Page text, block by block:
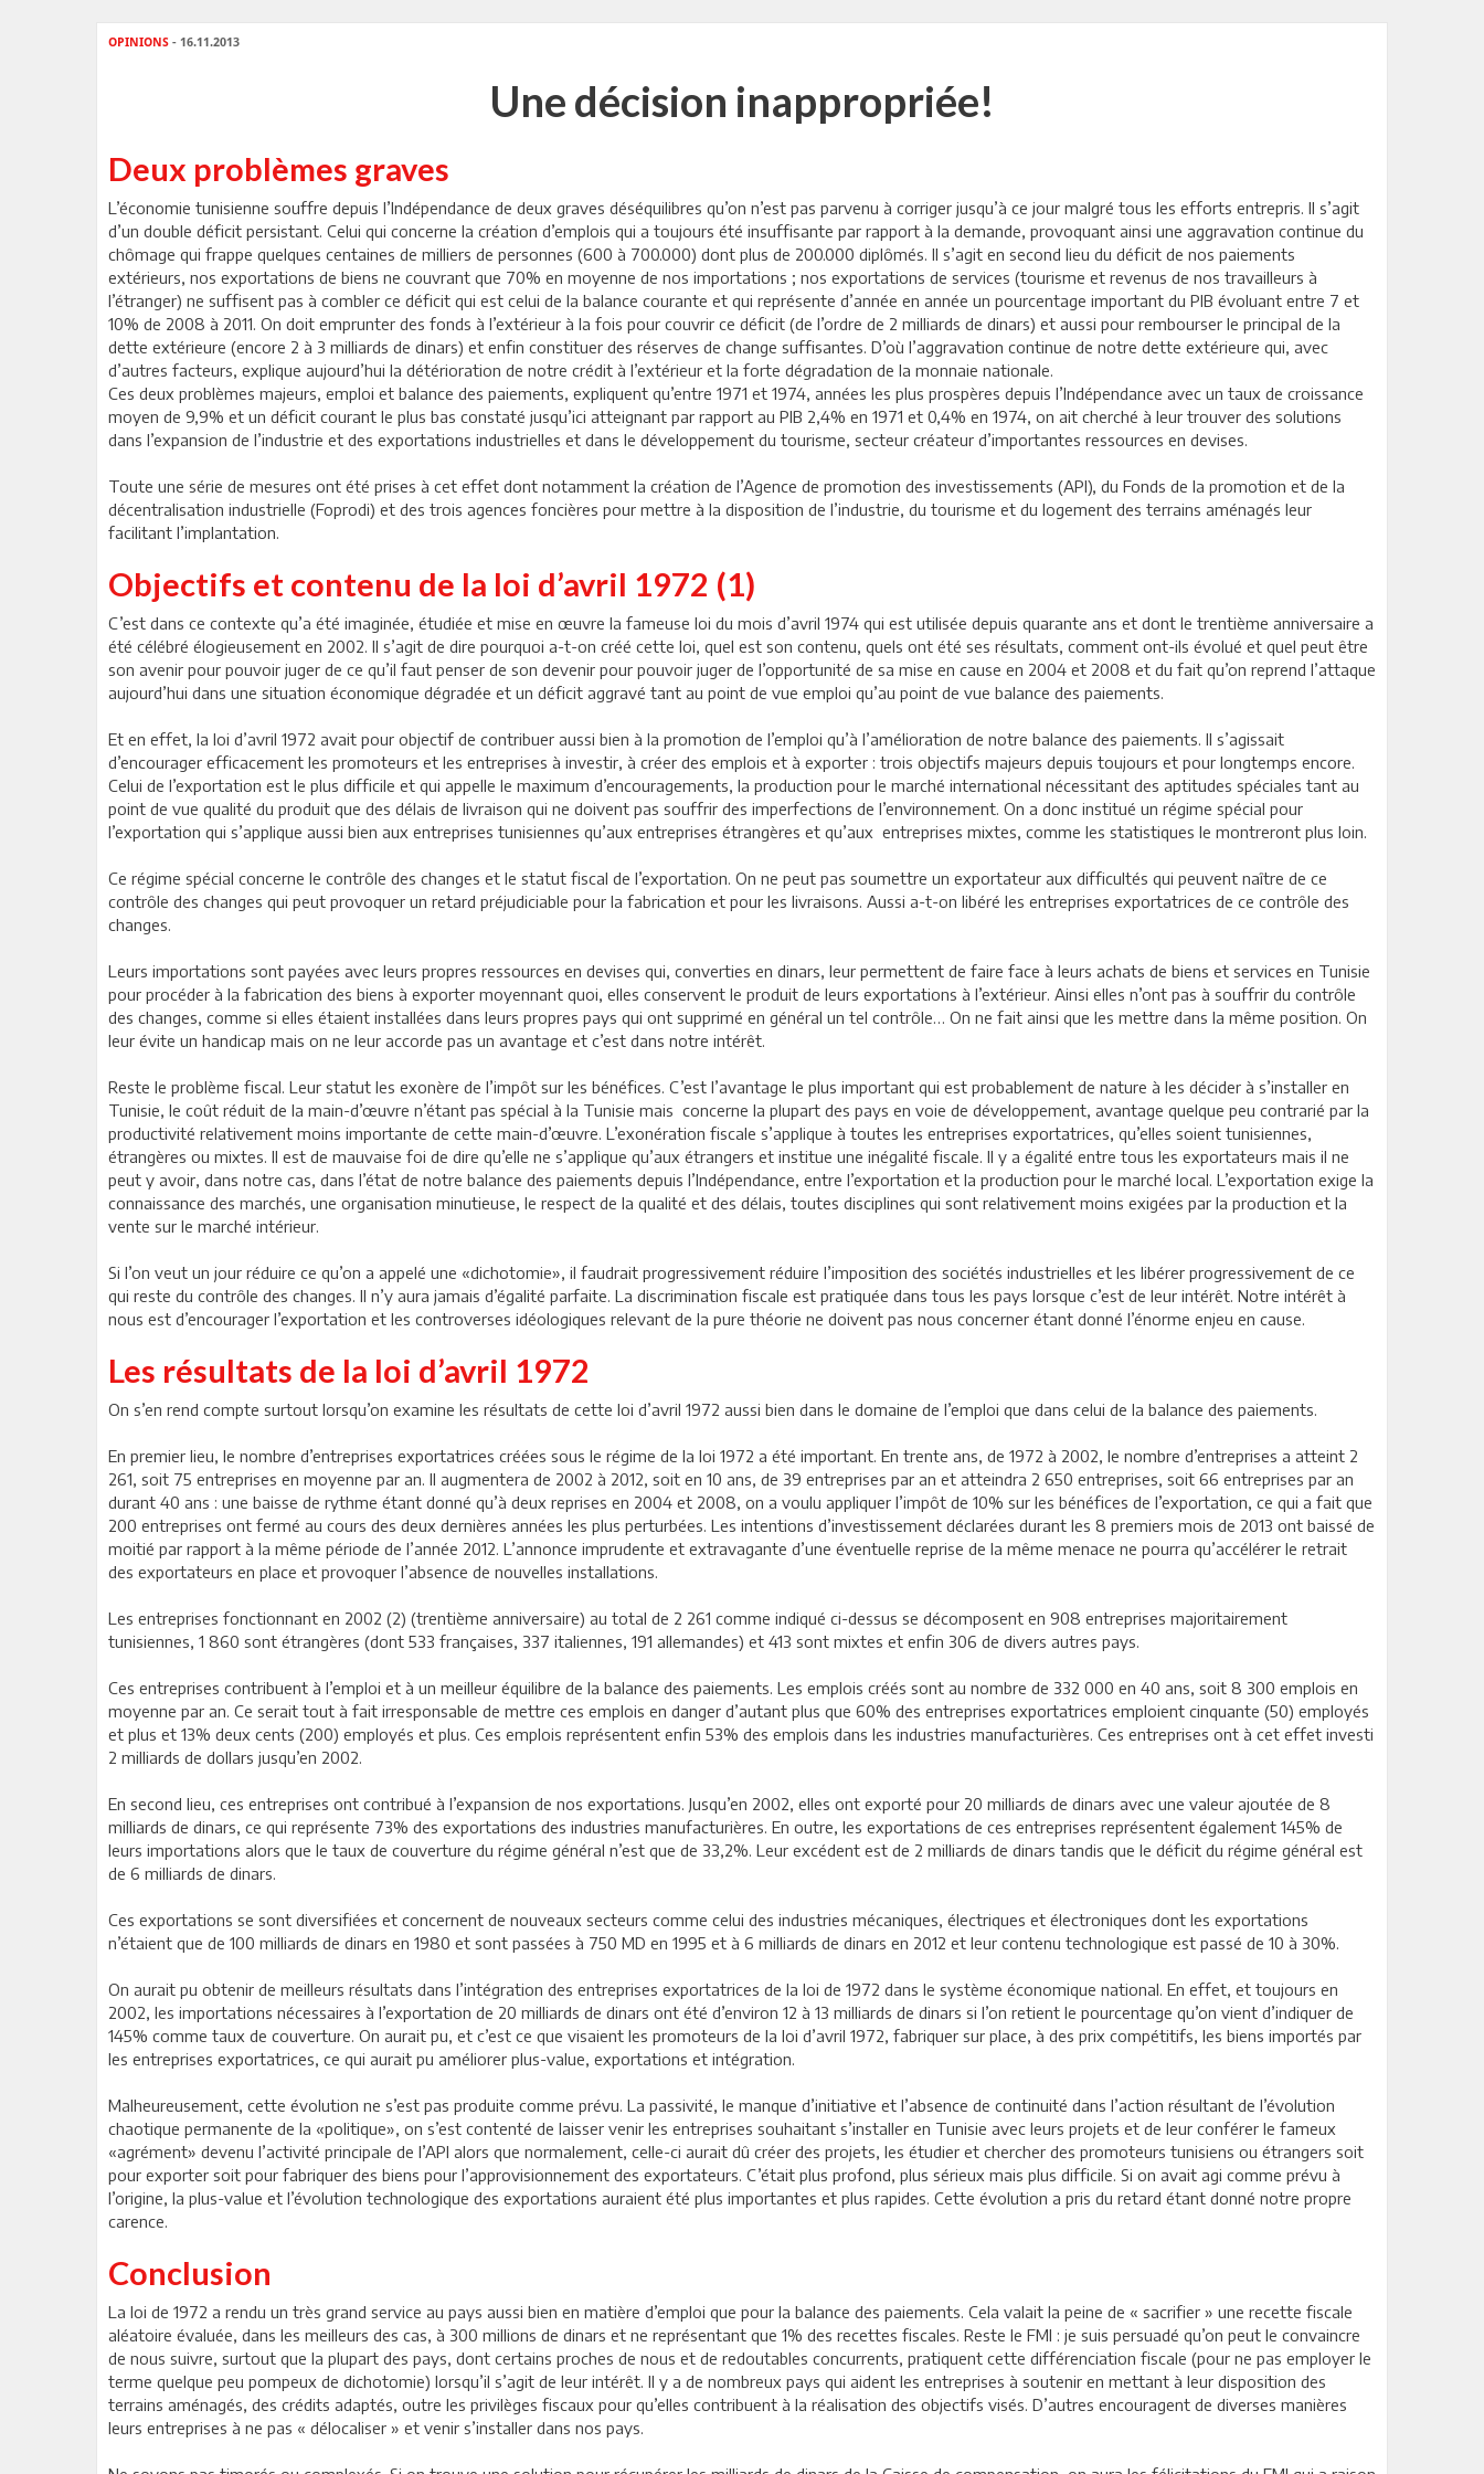
OPINIONS - 16.11.2013
Une décision inappropriée!
Deux problèmes graves
L’économie tunisienne souffre depuis l’Indépendance de deux graves déséquilibres qu’on n’est pas parvenu à corriger jusqu’à ce jour malgré tous les efforts entrepris. Il s’agit
d’un double déficit persistant. Celui qui concerne la création d’emplois qui a toujours été insuffisante par rapport à la demande, provoquant ainsi une aggravation continue du
chômage qui frappe quelques centaines de milliers de personnes (600 à 700.000) dont plus de 200.000 diplômés. Il s’agit en second lieu du déficit de nos paiements
extérieurs, nos exportations de biens ne couvrant que 70% en moyenne de nos importations ; nos exportations de services (tourisme et revenus de nos travailleurs à
l’étranger) ne suffisent pas à combler ce déficit qui est celui de la balance courante et qui représente d’année en année un pourcentage important du PIB évoluant entre 7 et
10% de 2008 à 2011. On doit emprunter des fonds à l’extérieur à la fois pour couvrir ce déficit (de l’ordre de 2 milliards de dinars) et aussi pour rembourser le principal de la
dette extérieure (encore 2 à 3 milliards de dinars) et enfin constituer des réserves de change suffisantes. D’où l’aggravation continue de notre dette extérieure qui, avec
d’autres facteurs, explique aujourd’hui la détérioration de notre crédit à l’extérieur et la forte dégradation de la monnaie nationale.
Ces deux problèmes majeurs, emploi et balance des paiements, expliquent qu’entre 1971 et 1974, années les plus prospères depuis l’Indépendance avec un taux de croissance
moyen de 9,9% et un déficit courant le plus bas constaté jusqu’ici atteignant par rapport au PIB 2,4% en 1971 et 0,4% en 1974, on ait cherché à leur trouver des solutions
dans l’expansion de l’industrie et des exportations industrielles et dans le développement du tourisme, secteur créateur d’importantes ressources en devises.
Toute une série de mesures ont été prises à cet effet dont notamment la création de l’Agence de promotion des investissements (API), du Fonds de la promotion et de la
décentralisation industrielle (Foprodi) et des trois agences foncières pour mettre à la disposition de l’industrie, du tourisme et du logement des terrains aménagés leur
facilitant l’implantation.
Objectifs et contenu de la loi d’avril 1972 (1)
C’est dans ce contexte qu’a été imaginée, étudiée et mise en œuvre la fameuse loi du mois d’avril 1974 qui est utilisée depuis quarante ans et dont le trentième anniversaire a
été célébré élogieusement en 2002. Il s’agit de dire pourquoi a-t-on créé cette loi, quel est son contenu, quels ont été ses résultats, comment ont-ils évolué et quel peut être
son avenir pour pouvoir juger de ce qu’il faut penser de son devenir pour pouvoir juger de l’opportunité de sa mise en cause en 2004 et 2008 et du fait qu’on reprend l’attaque
aujourd’hui dans une situation économique dégradée et un déficit aggravé tant au point de vue emploi qu’au point de vue balance des paiements.
Et en effet, la loi d’avril 1972 avait pour objectif de contribuer aussi bien à la promotion de l’emploi qu’à l’amélioration de notre balance des paiements. Il s’agissait
d’encourager efficacement les promoteurs et les entreprises à investir, à créer des emplois et à exporter : trois objectifs majeurs depuis toujours et pour longtemps encore.
Celui de l’exportation est le plus difficile et qui appelle le maximum d’encouragements, la production pour le marché international nécessitant des aptitudes spéciales tant au
point de vue qualité du produit que des délais de livraison qui ne doivent pas souffrir des imperfections de l’environnement. On a donc institué un régime spécial pour
l’exportation qui s’applique aussi bien aux entreprises tunisiennes qu’aux entreprises étrangères et qu’aux entreprises mixtes, comme les statistiques le montreront plus loin.
Ce régime spécial concerne le contrôle des changes et le statut fiscal de l’exportation. On ne peut pas soumettre un exportateur aux difficultés qui peuvent naître de ce
contrôle des changes qui peut provoquer un retard préjudiciable pour la fabrication et pour les livraisons. Aussi a-t-on libéré les entreprises exportatrices de ce contrôle des
changes.
Leurs importations sont payées avec leurs propres ressources en devises qui, converties en dinars, leur permettent de faire face à leurs achats de biens et services en Tunisie
pour procéder à la fabrication des biens à exporter moyennant quoi, elles conservent le produit de leurs exportations à l’extérieur. Ainsi elles n’ont pas à souffrir du contrôle
des changes, comme si elles étaient installées dans leurs propres pays qui ont supprimé en général un tel contrôle… On ne fait ainsi que les mettre dans la même position. On
leur évite un handicap mais on ne leur accorde pas un avantage et c’est dans notre intérêt.
Reste le problème fiscal. Leur statut les exonère de l’impôt sur les bénéfices. C’est l’avantage le plus important qui est probablement de nature à les décider à s’installer en
Tunisie, le coût réduit de la main-d’œuvre n’étant pas spécial à la Tunisie mais concerne la plupart des pays en voie de développement, avantage quelque peu contrarié par la
productivité relativement moins importante de cette main-d’œuvre. L’exonération fiscale s’applique à toutes les entreprises exportatrices, qu’elles soient tunisiennes,
étrangères ou mixtes. Il est de mauvaise foi de dire qu’elle ne s’applique qu’aux étrangers et institue une inégalité fiscale. Il y a égalité entre tous les exportateurs mais il ne
peut y avoir, dans notre cas, dans l’état de notre balance des paiements depuis l’Indépendance, entre l’exportation et la production pour le marché local. L’exportation exige la
connaissance des marchés, une organisation minutieuse, le respect de la qualité et des délais, toutes disciplines qui sont relativement moins exigées par la production et la
vente sur le marché intérieur.
Si l’on veut un jour réduire ce qu’on a appelé une «dichotomie», il faudrait progressivement réduire l’imposition des sociétés industrielles et les libérer progressivement de ce
qui reste du contrôle des changes. Il n’y aura jamais d’égalité parfaite. La discrimination fiscale est pratiquée dans tous les pays lorsque c’est de leur intérêt. Notre intérêt à
nous est d’encourager l’exportation et les controverses idéologiques relevant de la pure théorie ne doivent pas nous concerner étant donné l’énorme enjeu en cause.
Les résultats de la loi d’avril 1972
On s’en rend compte surtout lorsqu’on examine les résultats de cette loi d’avril 1972 aussi bien dans le domaine de l’emploi que dans celui de la balance des paiements.
En premier lieu, le nombre d’entreprises exportatrices créées sous le régime de la loi 1972 a été important. En trente ans, de 1972 à 2002, le nombre d’entreprises a atteint 2
261, soit 75 entreprises en moyenne par an. Il augmentera de 2002 à 2012, soit en 10 ans, de 39 entreprises par an et atteindra 2 650 entreprises, soit 66 entreprises par an
durant 40 ans : une baisse de rythme étant donné qu’à deux reprises en 2004 et 2008, on a voulu appliquer l’impôt de 10% sur les bénéfices de l’exportation, ce qui a fait que
200 entreprises ont fermé au cours des deux dernières années les plus perturbées. Les intentions d’investissement déclarées durant les 8 premiers mois de 2013 ont baissé de
moitié par rapport à la même période de l’année 2012. L’annonce imprudente et extravagante d’une éventuelle reprise de la même menace ne pourra qu’accélérer le retrait
des exportateurs en place et provoquer l’absence de nouvelles installations.
Les entreprises fonctionnant en 2002 (2) (trentième anniversaire) au total de 2 261 comme indiqué ci-dessus se décomposent en 908 entreprises majoritairement
tunisiennes, 1 860 sont étrangères (dont 533 françaises, 337 italiennes, 191 allemandes) et 413 sont mixtes et enfin 306 de divers autres pays.
Ces entreprises contribuent à l’emploi et à un meilleur équilibre de la balance des paiements. Les emplois créés sont au nombre de 332 000 en 40 ans, soit 8 300 emplois en
moyenne par an. Ce serait tout à fait irresponsable de mettre ces emplois en danger d’autant plus que 60% des entreprises exportatrices emploient cinquante (50) employés
et plus et 13% deux cents (200) employés et plus. Ces emplois représentent enfin 53% des emplois dans les industries manufacturières. Ces entreprises ont à cet effet investi
2 milliards de dollars jusqu’en 2002.
En second lieu, ces entreprises ont contribué à l’expansion de nos exportations. Jusqu’en 2002, elles ont exporté pour 20 milliards de dinars avec une valeur ajoutée de 8
milliards de dinars, ce qui représente 73% des exportations des industries manufacturières. En outre, les exportations de ces entreprises représentent également 145% de
leurs importations alors que le taux de couverture du régime général n’est que de 33,2%. Leur excédent est de 2 milliards de dinars tandis que le déficit du régime général est
de 6 milliards de dinars.
Ces exportations se sont diversifiées et concernent de nouveaux secteurs comme celui des industries mécaniques, électriques et électroniques dont les exportations
n’étaient que de 100 milliards de dinars en 1980 et sont passées à 750 MD en 1995 et à 6 milliards de dinars en 2012 et leur contenu technologique est passé de 10 à 30%.
On aurait pu obtenir de meilleurs résultats dans l’intégration des entreprises exportatrices de la loi de 1972 dans le système économique national. En effet, et toujours en
2002, les importations nécessaires à l’exportation de 20 milliards de dinars ont été d’environ 12 à 13 milliards de dinars si l’on retient le pourcentage qu’on vient d’indiquer de
145% comme taux de couverture. On aurait pu, et c’est ce que visaient les promoteurs de la loi d’avril 1972, fabriquer sur place, à des prix compétitifs, les biens importés par
les entreprises exportatrices, ce qui aurait pu améliorer plus-value, exportations et intégration.
Malheureusement, cette évolution ne s’est pas produite comme prévu. La passivité, le manque d’initiative et l’absence de continuité dans l’action résultant de l’évolution
chaotique permanente de la «politique», on s’est contenté de laisser venir les entreprises souhaitant s’installer en Tunisie avec leurs projets et de leur conférer le fameux
«agrément» devenu l’activité principale de l’API alors que normalement, celle-ci aurait dû créer des projets, les étudier et chercher des promoteurs tunisiens ou étrangers soit
pour exporter soit pour fabriquer des biens pour l’approvisionnement des exportateurs. C’était plus profond, plus sérieux mais plus difficile. Si on avait agi comme prévu à
l’origine, la plus-value et l’évolution technologique des exportations auraient été plus importantes et plus rapides. Cette évolution a pris du retard étant donné notre propre
carence.
Conclusion
La loi de 1972 a rendu un très grand service au pays aussi bien en matière d’emploi que pour la balance des paiements. Cela valait la peine de « sacrifier » une recette fiscale
aléatoire évaluée, dans les meilleurs des cas, à 300 millions de dinars et ne représentant que 1% des recettes fiscales. Reste le FMI : je suis persuadé qu’on peut le convaincre
de nous suivre, surtout que la plupart des pays, dont certains proches de nous et de redoutables concurrents, pratiquent cette différenciation fiscale (pour ne pas employer le
terme quelque peu pompeux de dichotomie) lorsqu’il s’agit de leur intérêt. Il y a de nombreux pays qui aident les entreprises à soutenir en mettant à leur disposition des
terrains aménagés, des crédits adaptés, outre les privilèges fiscaux pour qu’elles contribuent à la réalisation des objectifs visés. D’autres encouragent de diverses manières
leurs entreprises à ne pas « délocaliser » et venir s’installer dans nos pays.